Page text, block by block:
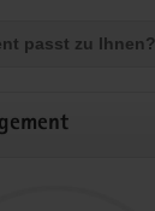
passt zu Ihnen?